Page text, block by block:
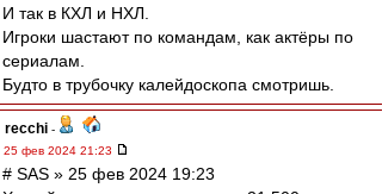
И так в КХЛ и НХЛ.
Игроки шастают по командам, как актёры по
сериалам.
Будто в трубочку калейдоскопа смотришь.
recchi -
25 фев 2024 21:23
# SAS » 25 фев 2024 19:23